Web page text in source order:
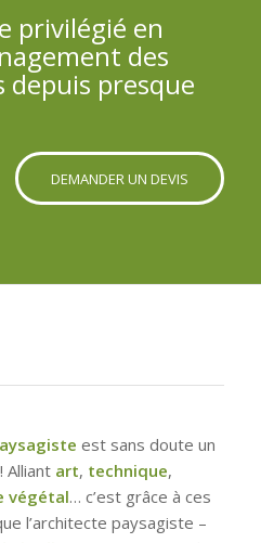
privilégié en
des
depuis presque
DEMANDER UN DEVIS
est sans doute un
Alliant art, technique,
végétal… c’est grâce à ces
l’architecte paysagiste –